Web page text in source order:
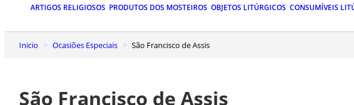
ARTIGOS RELIGIOSOS PRODUTOS DOS MOSTEIROS OBJETOS LITÚRGICOS CONSUMÍVEIS
Inicio Ocasiões Especiais São Francisco de Assis
São Francisco de Assis